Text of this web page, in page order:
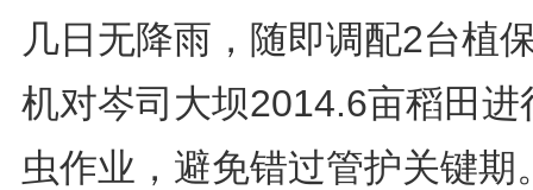
几日无降雨，随即调配2台植
机对岑司大坝2014.6亩稻田进
虫作业，避免错过管护关键期